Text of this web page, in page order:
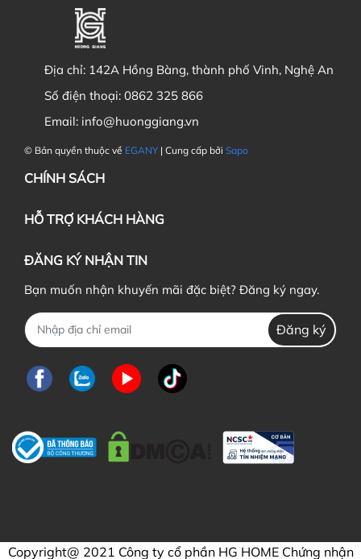
Địa chỉ: 142A Hồng Bàng, thành phố Vinh, Nghệ An
Số điện thoại: 0862 325 866
Email: info@huonggiang.vn
© Bản quyền thuộc về EGANY | Cung cấp bởi Sapo
CHÍNH SÁCH
HỖ TRỢ KHÁCH HÀNG
ĐĂNG KÝ NHẬN TIN
Bạn muốn nhận khuyến mãi đặc biệt? Đăng ký ngay.
Đăng ký
Copyright@ 2021 Công ty cổ phần HG HOME Chứng nhận